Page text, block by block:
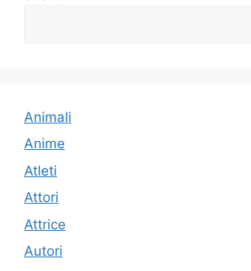
Animali
Anime
Atleti
Attori
Attrice
Autori